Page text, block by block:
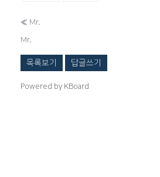
« Mr.
Mr.
목록보기 답글쓰기
Powered by KBoard